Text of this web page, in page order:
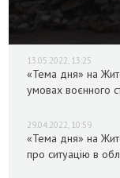
13.05.2022, 13:25
«Тема дня» на
умовах воєнного
29.04.2022, 10:59
«Тема дня» на
про ситуацію в